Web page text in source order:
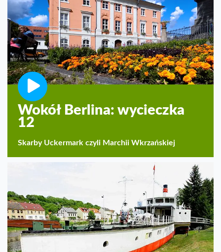
Wokół Berlina: wycieczka
12
Skarby Uckermark czyli Marchii Wkrzańskiej